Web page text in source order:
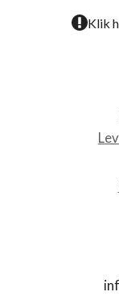
Klik